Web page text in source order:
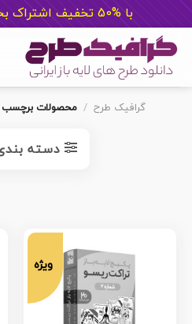
با %50 تخفیف اشتراک بخر
content
گرافیک طرح / محصولات برچسب
دسته
ویژه